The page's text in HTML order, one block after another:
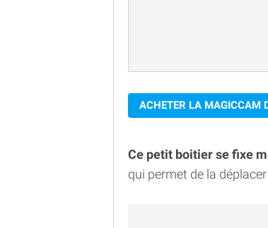
ACHETER LA MAGICCAM
Ce petit boitier se fixe
qui permet de la